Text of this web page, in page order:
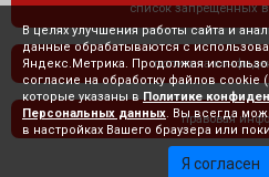
список запрещенных
политика
правовая
В целях улучшения работы сайта и
данные обрабатываются с
Яндекс.Метрика. Продолжая
согласие на обработку файлов cookie
которые указаны в Политике
Персональных данных . Вы всегда
в настройках Вашего браузера или
Я согласен